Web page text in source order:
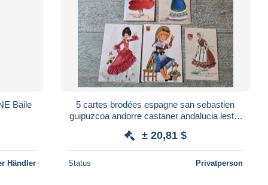
Baile
Händler
5 cartes brodées espagne san sebastien
guipuzcoa andorre castaner andalucia lester
± 20,81 $
Status Privatperson